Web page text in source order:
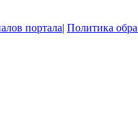
портала| Политика